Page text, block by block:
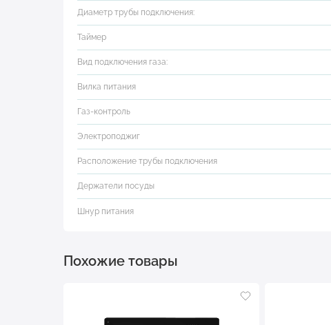
Диаметр трубы подключения:
Таймер
Вид подключения газа:
Вилка питания
Газ-контроль
Электроподжиг
Расположение трубы подключения
Держатели посуды
Шнур питания
Похожие товары